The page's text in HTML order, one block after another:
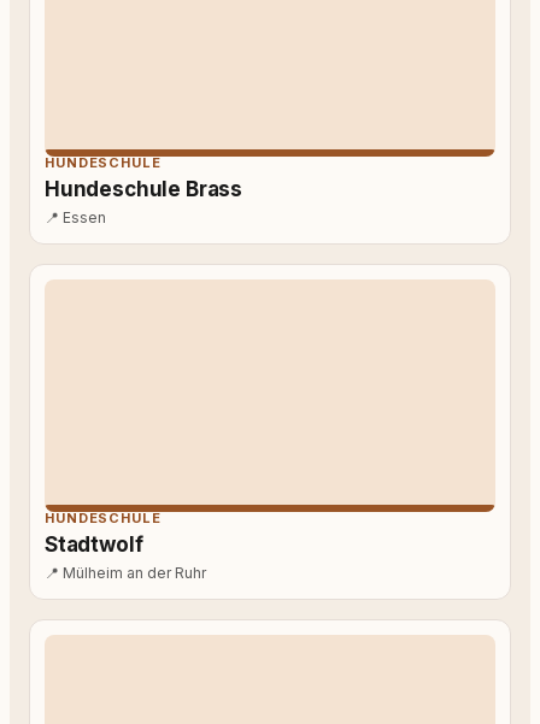
HUNDESCHULE
Hundeschule Brass
📍 Essen
HUNDESCHULE
Stadtwolf
📍 Mülheim an der Ruhr